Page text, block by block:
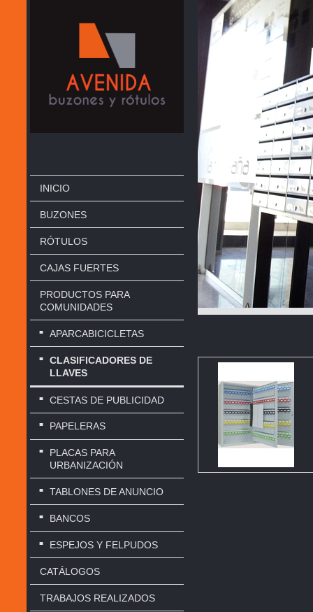
INICIO
BUZONES
RÓTULOS
CAJAS FUERTES
PRODUCTOS PARA
COMUNIDADES
APARCABICICLETAS
CLASIFICADORES DE
LLAVES
CESTAS DE PUBLICIDAD
PAPELERAS
PLACAS PARA
URBANIZACIÓN
TABLONES DE ANUNCIO
BANCOS
ESPEJOS Y FELPUDOS
CATÁLOGOS
TRABAJOS REALIZADOS